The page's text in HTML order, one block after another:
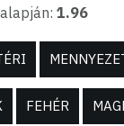
1.96
FEHÉR